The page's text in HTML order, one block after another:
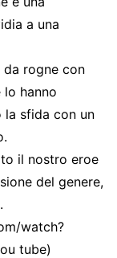
a una
rogne con
hanno
sfida con un
il nostro eroe
del genere,
watch?
tube)